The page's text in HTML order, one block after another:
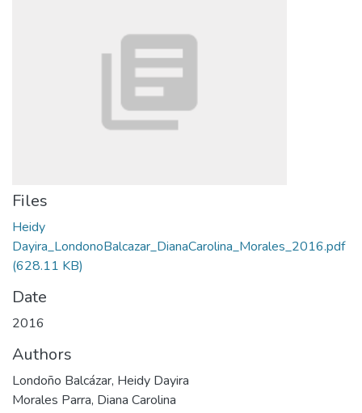
Files
Heidy
Dayira_LondonoBalcazar_DianaCarolina_Morales_2016.pdf
(628.11 KB)
Date
2016
Authors
Londoño Balcázar, Heidy Dayira
Morales Parra, Diana Carolina